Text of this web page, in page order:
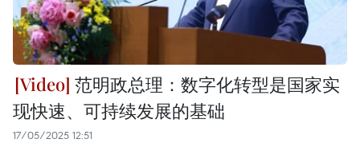
范明政总理：数字化转型是国家实
现快速、可持续发展的基础
17/05/2025 12:51